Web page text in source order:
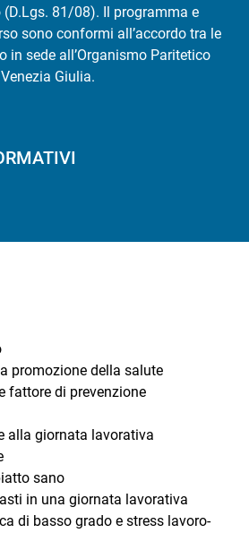
81/08). Il programma e
sono conformi all’accordo tra le
in sede all’Organismo Paritetico
Giulia.
promozione della salute
fattore di prevenzione
alla giornata lavorativa
sano
in una giornata lavorativa
di basso grado e stress lavoro-